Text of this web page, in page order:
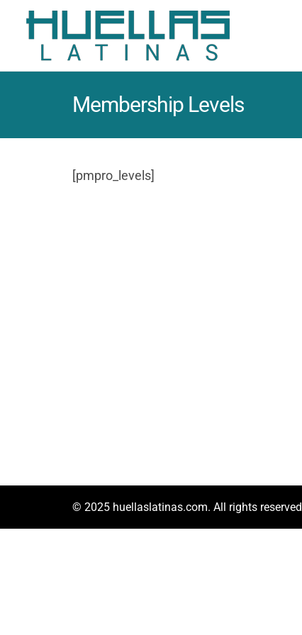
Membership Levels
[pmpro_levels]
© 2025 huellaslatinas.com. All rights reserved